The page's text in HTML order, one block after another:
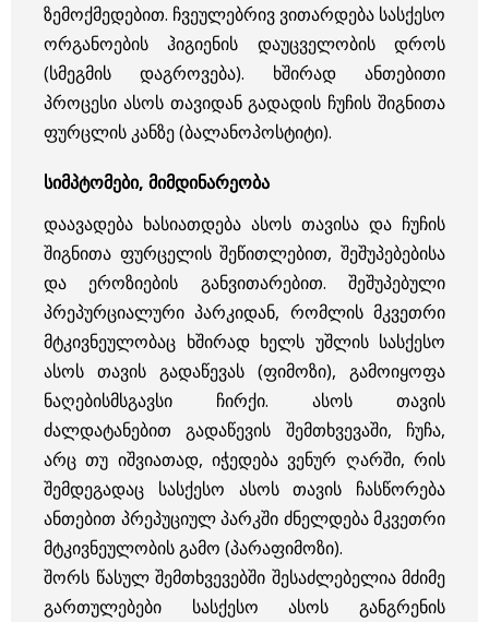
ზემოქმედებით. ჩვეულებრივ ვითარდება სასქესო
ორგანოების ჰიგიენის დაუცველობის დროს
(სმეგმის დაგროვება). ხშირად ანთებითი
პროცესი ასოს თავიდან გადადის ჩუჩის შიგნითა
ფურცლის კანზე (ბალანოპოსტიტი).
სიმპტომები, მიმდინარეობა
დაავადება ხასიათდება ასოს თავისა და ჩუჩის
შიგნითა ფურცელის შეწითლებით, შეშუპებებისა
და ეროზიების განვითარებით. შეშუპებული
პრეპურციალური პარკიდან, რომლის მკვეთრი
მტკივნეულობაც ხშირად ხელს უშლის სასქესო
ასოს თავის გადაწევას (ფიმოზი), გამოიყოფა
ნაღებისმსგავსი ჩირქი. ასოს თავის
ძალდატანებით გადაწევის შემთხვევაში, ჩუჩა,
არც თუ იშვიათად, იჭედება ვენურ ღარში, რის
შემდეგადაც სასქესო ასოს თავის ჩასწორება
ანთებით პრეპუციულ პარკში ძნელდება მკვეთრი
მტკივნეულობის გამო (პარაფიმოზი).
შორს წასულ შემთხვევებში შესაძლებელია მძიმე
გართულებები სასქესო ასოს განგრენის